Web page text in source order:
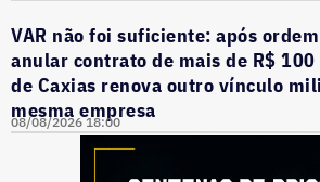
VAR não foi suficiente: após
anular contrato de mais de R$
de Caxias renova outro vínculo
mesma empresa
08/08/2026 18:00